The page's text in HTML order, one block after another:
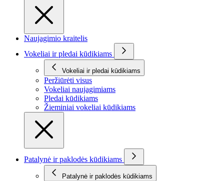
Naujagimio kraitelis
Vokeliai ir pledai kūdikiams
Vokeliai ir pledai kūdikiams
Peržiūrėti visus
Vokeliai naujagimiams
Pledai kūdikiams
Žieminiai vokeliai kūdikiams
Patalynė ir paklodės kūdikiams
Patalynė ir paklodės kūdikiams